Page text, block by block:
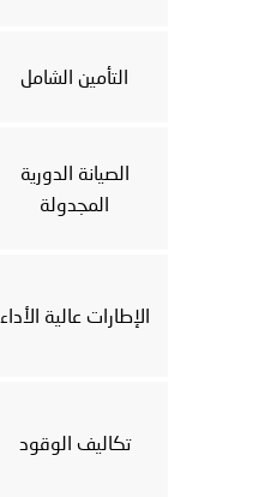
التأمين الشامل
الصيانة الدورية
المجدولة
الإطارات عالية الأداء
تكاليف الوقود